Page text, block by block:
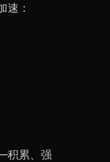
速：
积累、强